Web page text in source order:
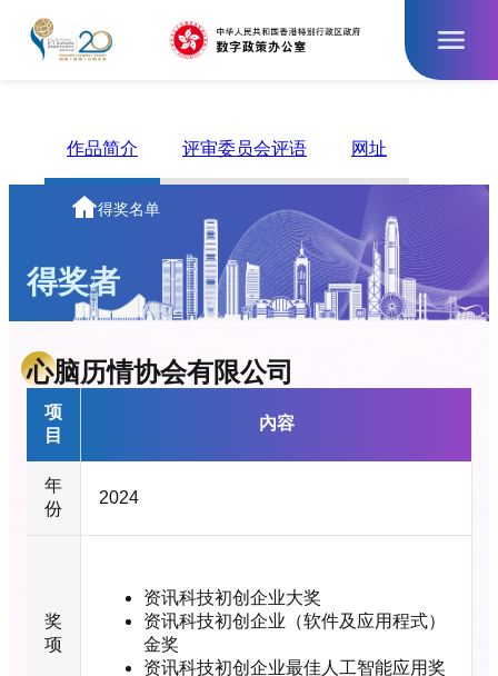
主
页
得奖名单
得奖者
作品简介 评审委员会评语 网址
心脑历情协会有限公司
项
目
內容
年
份
2024
奖
项
资讯科技初创企业大奖
资讯科技初创企业（软件及应用程式）
金奖
资讯科技初创企业最佳人工智能应用奖